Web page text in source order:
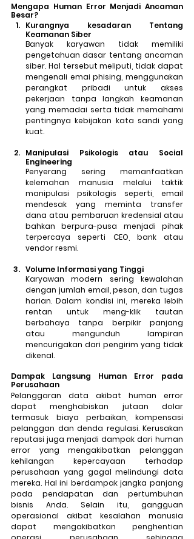
Mengapa Human Error Menjadi Ancaman
Besar?
Kurangnya kesadaran Tentang
Keamanan Siber
Banyak karyawan tidak memiliki
pengetahuan dasar tentang ancaman
siber. Hal tersebut meliputi, tidak dapat
mengenali emai phising, menggunakan
perangkat pribadi untuk akses
pekerjaan tanpa langkah keamanan
yang memadai serta tidak memahami
pentingnya kebijakan kata sandi yang
kuat.
Manipulasi Psikologis atau Social
Engineering
Penyerang sering memanfaatkan
kelemahan manusia melalui taktik
manipulasi psikologis seperti, email
mendesak yang meminta transfer
dana atau pembaruan kredensial atau
bahkan berpura-pusa menjadi pihak
terpercaya seperti CEO, bank atau
vendor resmi.
Volume Informasi yang Tinggi
Karyawan modern sering kewalahan
dengan jumlah email, pesan, dan tugas
harian. Dalam kondisi ini, mereka lebih
rentan untuk meng-klik tautan
berbahaya tanpa berpikir panjang
atau mengunduh lampiran
mencurigakan dari pengirim yang tidak
dikenal.
Dampak Langsung Human Error pada
Perusahaan
Pelanggaran data akibat human error
dapat menghabiskan jutaan dolar
termasuk biaya perbaikan, kompensasi
pelanggan dan denda regulasi. Kerusakan
reputasi juga menjadi dampak dari human
error yang mengakibatkan pelanggan
kehilangan kepercayaan terhadap
perusahaan yang gagal melindungi data
mereka. Hal ini berdampak jangka panjang
pada pendapatan dan pertumbuhan
bisnis Anda. Selain itu, gangguan
operasional akibat kesalahan manusia
dapat mengakibatkan penghentian